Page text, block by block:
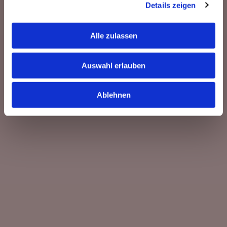
Details zeigen
Alle zulassen
Auswahl erlauben
Ablehnen